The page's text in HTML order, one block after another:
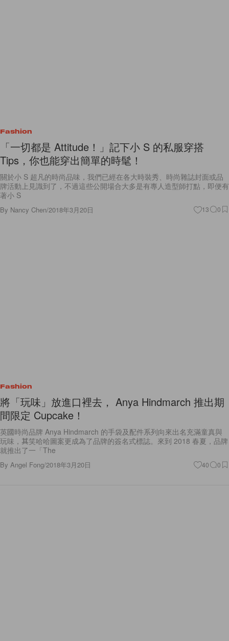
Fashion
「一切都是 Attitude！」記下小 S 的私服穿搭
Tips，你也能穿出簡單的時髦！
關於小 S 超凡的時尚品味，我們已經在各大時裝秀、時尚雜誌封面或品
牌活動上見識到了，不過這些公開場合大多是有專人造型師打點，即便有
著小 S
By Nancy Chen/2018年3月20日 13 0
Fashion
將「玩味」放進口裡去， Anya Hindmarch 推出期
間限定 Cupcake！
英國時尚品牌 Anya Hindmarch 的手袋及配件系列向來出名充滿童真與
玩味，其笑哈哈圖案更成為了品牌的簽名式標誌。來到 2018 春夏，品牌
就推出了一「The
By Angel Fong/2018年3月20日 40 0